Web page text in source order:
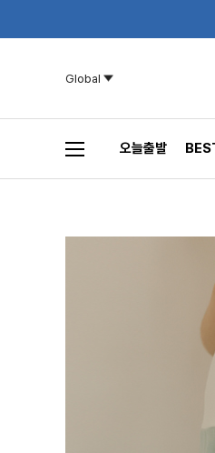
Global
오늘출발